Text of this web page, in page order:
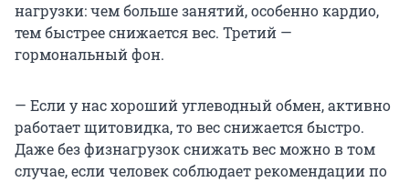
нагрузки: чем больше занятий, особенно кардио,
тем быстрее снижается вес. Третий —
гормональный фон.
— Если у нас хороший углеводный обмен, активно
работает щитовидка, то вес снижается быстро.
Даже без физнагрузок снижать вес можно в том
случае, если человек соблюдает рекомендации по